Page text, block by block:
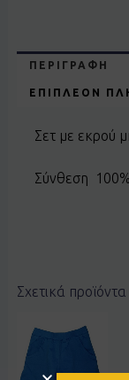
ΠΕΡΙΓΡΑΦΉ
ΕΠΙΠΛΈΟΝ
Σετ με εκρού
Σύνθεση
Σχετικά προϊόντα